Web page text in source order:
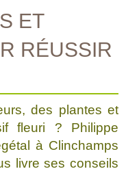
ET
RÉUSSIR
des plantes et
fleuri ? Philippe
à Clinchamps
livre ses conseils